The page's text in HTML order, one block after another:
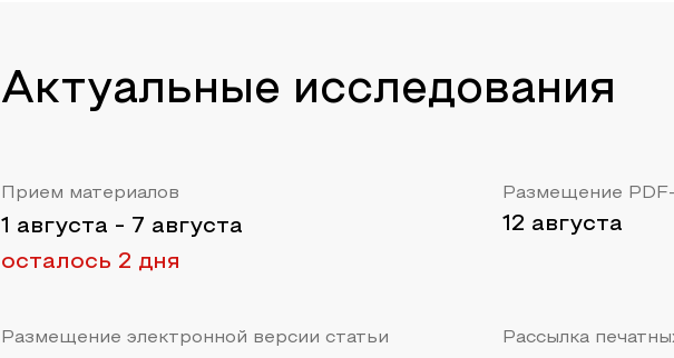
Актуальные исследования
Прием материалов
1 августа - 7 августа
осталось 2 дня
Размещение
12 августа
Размещение электронной версии статьи Рассылка